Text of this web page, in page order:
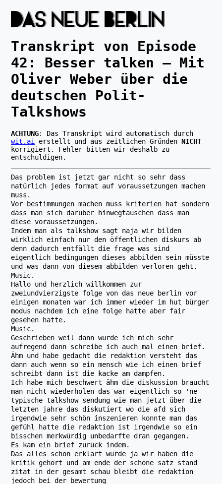
Transkript von Episode
42 : Besser talken – Mit
Oliver Weber über die
deutschen Polit-
Talkshows
ACHTUNG: Das Transkript wird automatisch durch
wit.ai
erstellt und aus zeitlichen Gründen NICHT
korrigiert. Fehler bitten wir deshalb zu
entschuldigen.
Das problem ist jetzt gar nicht so sehr dass
natürlich jedes format auf voraussetzungen machen
muss.
Vor bestimmungen machen muss kriterien hat sondern
dass man sich darüber hinwegtäuschen dass man
diese voraussetzungen.
Indem man als talkshow sagt naja wir bilden
wirklich einfach nur den öffentlichen diskurs ab
denn dadurch entfällt die frage was sind
eigentlich bedingungen dieses abbilden sein müsste
und was dann von diesem abbilden verloren geht.
Music.
Hallo und herzlich willkommen zur
zweiundvierzigste folge von das neue berlin vor
einigen monaten war ich immer wieder im hut bürger
modus nachdem ich eine folge hatte aber fair
gesehen hatte.
Music.
Geschrieben weil dann würde ich mich sehr
aufregend dann schreibe ich auch mal einen brief.
Ähm und habe gedacht die redaktion versteht das
dann auch wenn so ein mensch wie ich einen brief
schreibt dann ist die kacke am dampfen.
Ich habe mich beschwert ähm die diskussion braucht
man nicht wiederholen das war eigentlich so 'ne
typische talkshow sendung wie man jetzt über die
letzten jahre das diskutiert wo die afd sich
irgendwie sehr schön inszenieren konnte man das
gefühl hatte die redaktion ist irgendwie so ein
bisschen merkwürdig unbedarfte dran gegangen.
Es kam ein brief zurück indem.
Das alles schön erklärt wurde ja wir haben die
kritik gehört und am ende der schöne satz stand
zitat in der gesamt schau bleibt die redaktion
jedoch bei der bewertung